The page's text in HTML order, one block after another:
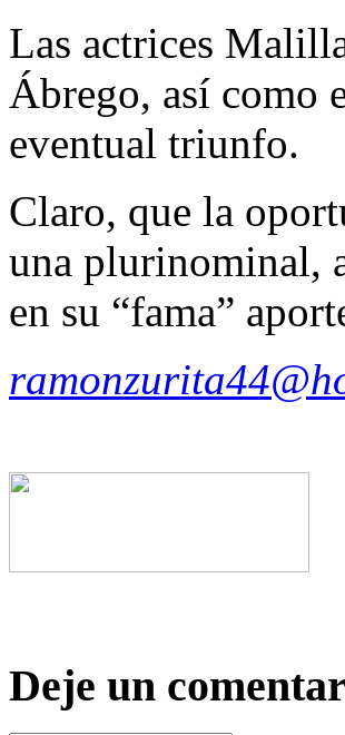
Las actrices
Ábrego, así como
eventual triunfo.
Claro, que la
una plurinominal,
en su “fama”
Deje un